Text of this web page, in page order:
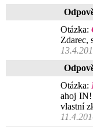
Otázka:
Zdarec,
Otázka:
ahoj IN!
vlastní